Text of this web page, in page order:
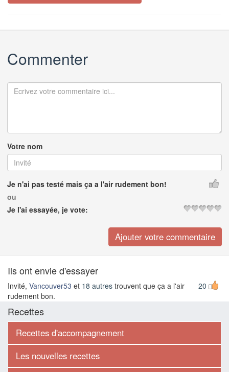
Commenter
Votre nom
Je n'ai pas testé mais ça a l'air rudement bon!
ou
Je l'ai essayée, je vote:
Ils ont envie d'essayer
20
Invité, Vancouver53 et 18 autres trouvent que ça a l'air
rudement bon.
Recettes
Recettes d'accompagnement
Les nouvelles recettes